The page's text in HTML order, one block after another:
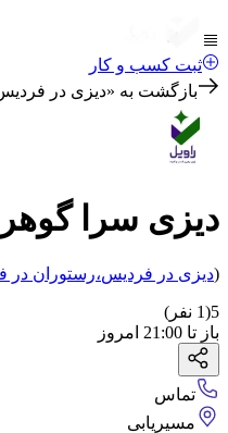
ثبت کسب و کار
بازگشت به «دیزی در
دیزی سرا گوهر
(دیزی در فردیس،رستوران در
5
(
1 نفر)
باز تا 21:00 امروز
تماس
مسیریابی